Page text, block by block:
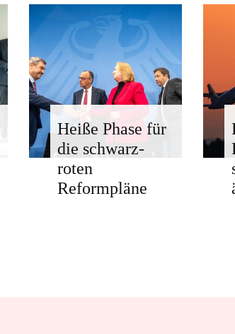
Heiße Phase für
die schwarz-
roten
Reformpläne